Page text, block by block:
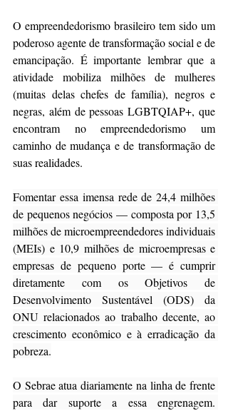
O empreendedorismo brasileiro tem sido um
poderoso agente de transformação social e de
emancipação. É importante lembrar que a
atividade mobiliza milhões de mulheres
(muitas delas chefes de família), negros e
negras, além de pessoas LGBTQIAP+, que
encontram no empreendedorismo um
caminho de mudança e de transformação de
suas realidades.
Fomentar essa imensa rede de 24,4 milhões
de pequenos negócios — composta por 13,5
milhões de microempreendedores individuais
(MEIs) e 10,9 milhões de microempresas e
empresas de pequeno porte — é cumprir
diretamente com os Objetivos de
Desenvolvimento Sustentável (ODS) da
ONU relacionados ao trabalho decente, ao
crescimento econômico e à erradicação da
pobreza.
O Sebrae atua diariamente na linha de frente
para dar suporte a essa engrenagem.